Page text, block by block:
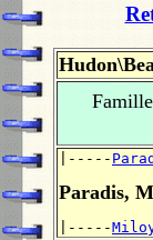
Famille
|-----
Paradis,
|-----